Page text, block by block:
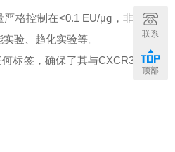
严格控制在<0.1 EU/μg，非常适合
验、趋化实验等。
标签，确保了其与CXCR3受体结
联系
顶部